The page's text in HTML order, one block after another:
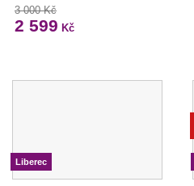
3 000 Kč
2 599 Kč
Liberec